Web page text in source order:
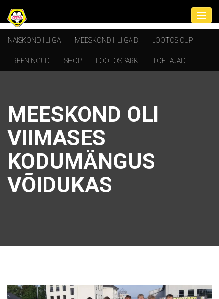
NAISKOND I LIIGA MEESKOND II LIIGA B LOOTOS CUP
TREENINGUD SHOP LOOTOSPARK TOETAJAD
MEESKOND OLI
VIIMASES
KODUMÄNGUS
VÕIDUKAS